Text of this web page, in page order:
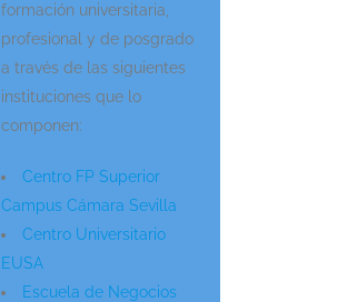
formación universitaria,
profesional y de posgrado
a través de las siguientes
instituciones que lo
componen:
Centro FP Superior
Campus Cámara Sevilla
Centro Universitario
EUSA
Escuela de Negocios